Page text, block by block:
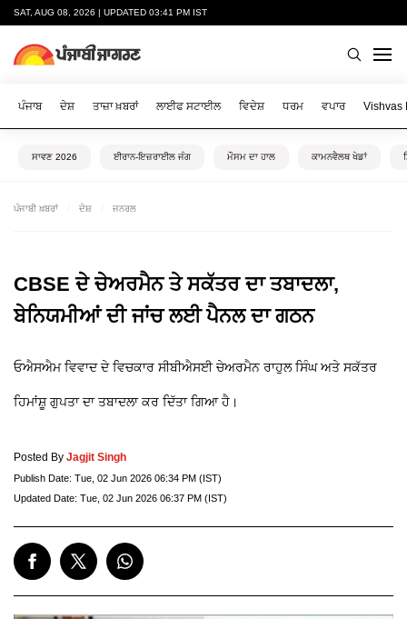
SAT, AUG 08, 2026 | UPDATED 03:41 PM IST
ਪੰਜਾਬ ਦੇਸ਼ ਤਾਜ਼ਾ ਖ਼ਬਰਾਂ ਲਾਈਫ ਸਟਾਈਲ ਵਿਦੇਸ਼ ਧਰਮ ਵਪਾਰ Vishvas
ਸਾਵਣ 2026 ਈਰਾਨ-ਇਜ਼ਰਾਈਲ ਜੰਗ ਮੌਸਮ ਦਾ ਹਾਲ ਕਾਮਨਵੈਲਥ ਖੇਡਾਂ
ਪੰਜਾਬੀ ਖ਼ਬਰਾਂ ਦੇਸ਼ ਜਨਰਲ
CBSE ਦੇ ਚੇਅਰਮੈਨ ਤੇ ਸਕੱਤਰ ਦਾ ਤਬਾਦਲਾ,
ਬੇਨਿਯਮੀਆਂ ਦੀ ਜਾਂਚ ਲਈ ਪੈਨਲ ਦਾ ਗਠਨ
ਓਐਸਐਮ ਵਿਵਾਦ ਦੇ ਵਿਚਕਾਰ ਸੀਬੀਐਸਈ ਚੇਅਰਮੈਨ ਰਾਹੁਲ ਸਿੰਘ ਅਤੇ ਸਕੱਤਰ
ਹਿਮਾਂਸ਼ੂ ਗੁਪਤਾ ਦਾ ਤਬਾਦਲਾ ਕਰ ਦਿੱਤਾ ਗਿਆ ਹੈ।
Posted By Jagjit Singh
Publish Date: Tue, 02 Jun 2026 06:34 PM (IST)
Updated Date: Tue, 02 Jun 2026 06:37 PM (IST)